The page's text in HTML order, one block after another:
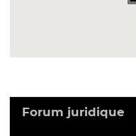
Forum juridique